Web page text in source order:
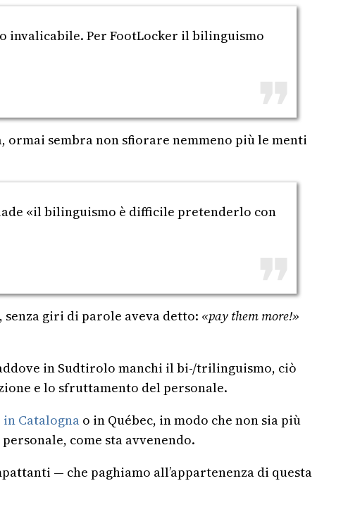
invalicabile. Per FootLocker il bilinguismo
sembra non sfiorare nemmeno più le menti
«il bilinguismo è difficile pretenderlo con
giri di parole aveva detto: «pay them more!»
in Sudtirolo manchi il bi-/trilinguismo, ciò
e lo sfruttamento del personale.
in Catalogna o in Québec, in modo che non sia più
come sta avvenendo.
— che paghiamo all’appartenenza di questa